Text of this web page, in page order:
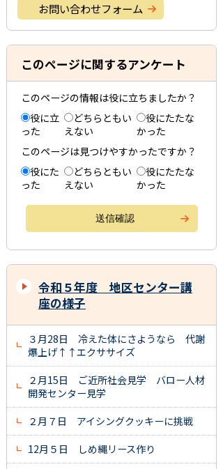
お問い合わせフォーム
このページに関するアンケート
このページの情報は役に立ちましたか？
役に立
った
どちらともい
えない
役にたたな
かった
このページは見つけやすかったですか？
役にた
った
どちらともい
えない
役にたたな
かった
令和５年度 地区センター講
座の様子
３月28日 冷えた体にさようなら 代謝
爆上げ↑↑エクササイズ
２月15日 ご近所社会見学 バロー人材
開発センター見学
２月７日 アイシングクッキーに挑戦
12月５日 しめ縄リース作り